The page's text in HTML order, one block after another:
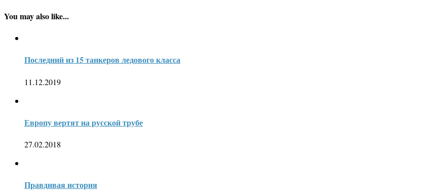
You may also like...
Последний из 15 танкеров ледового класса
11.12.2019
Европу вертят на русской трубе
27.02.2018
Правдивая история